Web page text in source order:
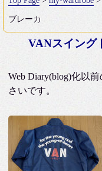
ブレーカ
VANスイング
Web Diary(blog)化以
さいです。